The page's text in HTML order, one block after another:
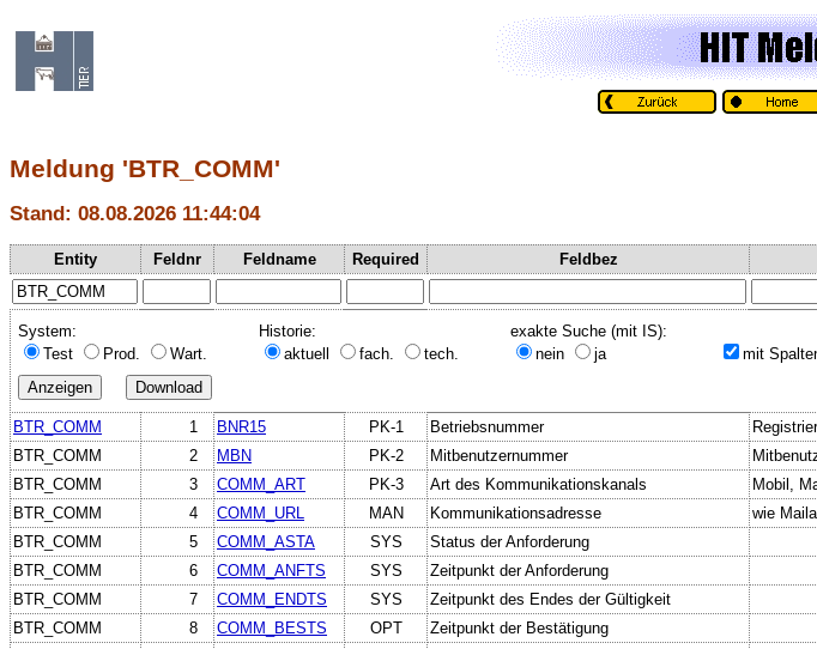
Meldung 'BTR_COMM'
Stand: 08.08.2026 11:44:04
Entity Feldnr Feldname Required Feldbez
System:
Test
Prod. Wart.
Historie:
aktuell
fach. tech.
exakte Suche (mit IS):
nein
ja mit
BTR_COMM 1 BNR15 PK-1 Betriebsnummer
BTR_COMM
2 MBN PK-2 Mitbenutzernummer
BTR_COMM
3 COMM_ART PK-3 Art des Kommunikationskanals
Mobil,
BTR_COMM
4 COMM_URL MAN Kommunikationsadresse
wie
BTR_COMM
5 COMM_ASTA SYS Status der Anforderung
BTR_COMM
6 COMM_ANFTS SYS Zeitpunkt der Anforderung
BTR_COMM
7 COMM_ENDTS SYS Zeitpunkt des Endes der Gültigkeit
BTR_COMM
8 COMM_BESTS OPT Zeitpunkt der Bestätigung